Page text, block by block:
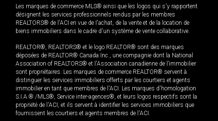
Les marques de commerce MLS® ainsi que les logos qui s'y rapportent
désignent les services professionnels rendus par les membres
REALTORS® de l'ACI en vue de l'achat, de la vente et de la location de
biens immobiliers dans le cadre d'un système de vente collaborative.
REALTOR®, REALTORS® et le logo REALTOR® sont des marques
déposées de REALTOR® Canada Inc., une compagnie dont la National
Association of REALTORS® et l'Association canadienne de l’immobilier
sont propriétaires. Les marques de commerce REALTOR® servent à
distinguer les services immobiliers offerts par les courtiers et agents
immobilier en tant que membres de l'ACI. Les marques d'homologation
S.I.A.® /MLS®, Service inter-agences®, et leurs logos respectifs sont la
propriété de l'ACI, et ils servent à identifier les services immobiliers que
fournissent les courtiers et agents membres de l'ACI.